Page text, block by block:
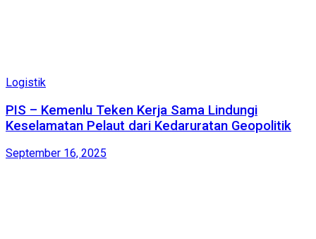
Logistik
PIS – Kemenlu Teken Kerja Sama Lindungi
Keselamatan Pelaut dari Kedaruratan Geopolitik
September 16, 2025